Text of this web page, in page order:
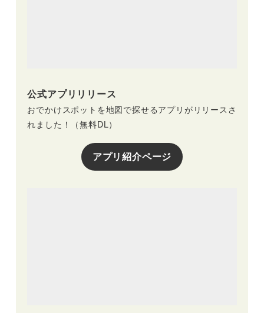
公式アプリリリース
おでかけスポットを地図で探せるアプリがリリースさ
れました！（無料DL）
アプリ紹介ページ